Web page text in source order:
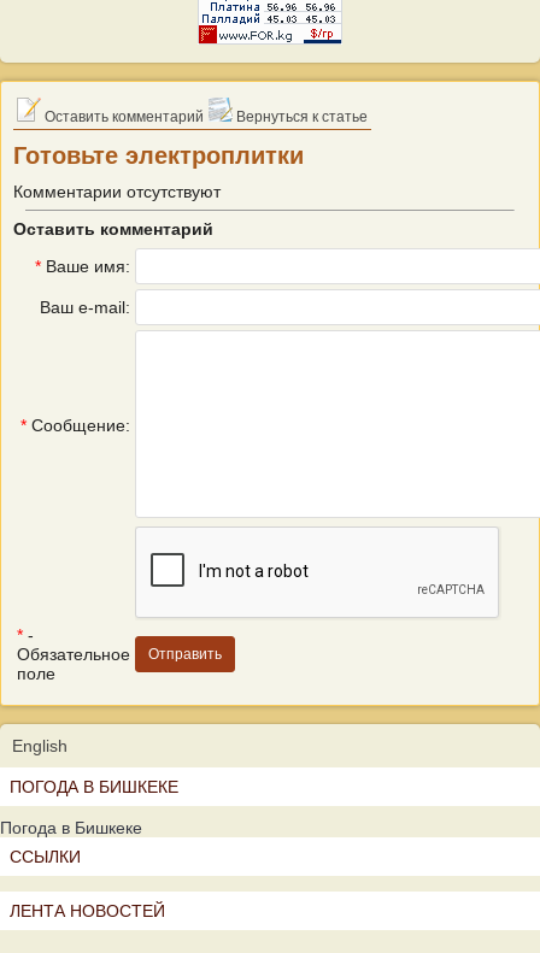
Оставить комментарий Вернуться к статье
Готовьте электроплитки
Комментарии отсутствуют
Оставить комментарий
* Ваше имя:
Ваш e-mail:
* Сообщение:
* -
Обязательное
поле
English
ПОГОДА В БИШКЕКЕ
Погода в Бишкеке
ССЫЛКИ
ЛЕНТА НОВОСТЕЙ